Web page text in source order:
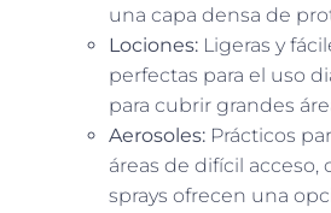
una capa densa de
Lociones: Ligeras y
perfectas para el uso
para cubrir grandes
Aerosoles: Prácticos
áreas de difícil acceso,
sprays ofrecen una